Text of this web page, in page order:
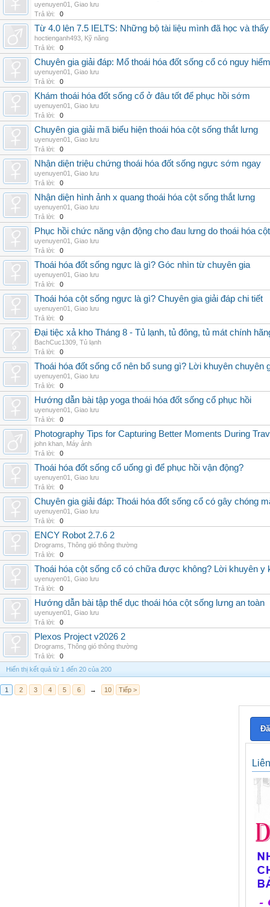
uyenuyen01
Giao lưu
Trả lời:
0
Từ 4.0 lên 7.5 IELTS: Những bộ tài liệu mình đã học và
hoctienganh493 Kỹ năng
Trả lời:
0
Chuyên gia giải đáp: Mổ thoái hóa đốt sống cổ có nguy
uyenuyen01
Giao lưu
Trả lời:
0
Khám thoái hóa đốt sống cổ ở đâu tốt để phục hồi sớm
uyenuyen01
Giao lưu
Trả lời:
0
Chuyên gia giải mã biểu hiện thoái hóa cột sống thắt lưng
uyenuyen01
Giao lưu
Trả lời:
0
Nhận diện triệu chứng thoái hóa đốt sống ngực sớm ngay
uyenuyen01
Giao lưu
Trả lời:
0
Nhận diện hình ảnh x quang thoái hóa cột sống thắt lưng
uyenuyen01
Giao lưu
Trả lời:
0
Phục hồi chức năng vận động cho đau lưng do thoái hóa
uyenuyen01
Giao lưu
Trả lời:
0
Thoái hóa đốt sống ngực là gì? Góc nhìn từ chuyên gia
uyenuyen01
Giao lưu
Trả lời:
0
Thoái hóa cột sống ngực là gì? Chuyên gia giải đáp chi tiết
uyenuyen01
Giao lưu
Trả lời:
0
Đại tiệc xả kho Tháng 8 - Tủ lạnh, tủ đông, tủ mát chính
BachCuc1309 Tủ lạnh
Trả lời:
0
Thoái hóa đốt sống cổ nên bổ sung gì? Lời khuyên chuyên
uyenuyen01
Giao lưu
Trả lời:
0
Hướng dẫn bài tập yoga thoái hóa đốt sống cổ phục hồi
uyenuyen01
Giao lưu
Trả lời:
0
Photography Tips for Capturing Better Moments During
john khan Máy ảnh
Trả lời:
0
Thoái hóa đốt sống cổ uống gì để phục hồi vận động?
uyenuyen01
Giao lưu
Trả lời:
0
Chuyên gia giải đáp: Thoái hóa đốt sống cổ có gây chóng
uyenuyen01
Giao lưu
Trả lời:
0
ENCY Robot 2.7.6 2
Drograms Thông gió thông thường
Trả lời:
0
Thoái hóa cột sống cổ có chữa được không? Lời khuyên y
uyenuyen01
Giao lưu
Trả lời:
0
Hướng dẫn bài tập thể dục thoái hóa cột sống lưng an toàn
uyenuyen01
Giao lưu
Trả lời:
0
Plexos Project v2026 2
Drograms Thông gió thông thường
Trả lời:
0
Hiển thị kết quả từ 1 đến 20 của 200
1 2 3 4 5 6 → 10 Tiếp >